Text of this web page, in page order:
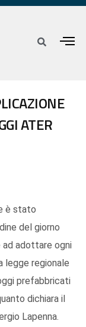
ATER
è stato
del giorno
ad adottare ogni
legge regionale
prefabbricati
dichiara il
Lapenna.